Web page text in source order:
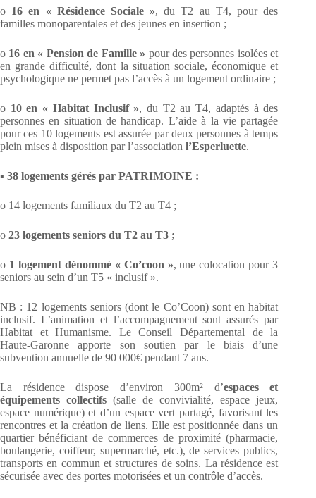
o 16 en « Résidence Sociale », du T2 au T4, pour des
familles monoparentales et des jeunes en insertion ;
o 16 en « Pension de Famille » pour des personnes isolées et
en grande difficulté, dont la situation sociale, économique et
psychologique ne permet pas l’accès à un logement ordinaire ;
o 10 en « Habitat Inclusif », du T2 au T4, adaptés à des
personnes en situation de handicap. L’aide à la vie partagée
pour ces 10 logements est assurée par deux personnes à temps
plein mises à disposition par l’association l’Esperluette.
▪ 38 logements gérés par PATRIMOINE :
o 14 logements familiaux du T2 au T4 ;
o 23 logements seniors du T2 au T3 ;
o 1 logement dénommé « Co’coon », une colocation pour 3
seniors au sein d’un T5 « inclusif ».
NB : 12 logements seniors (dont le Co’Coon) sont en habitat
inclusif. L’animation et l’accompagnement sont assurés par
Habitat et Humanisme. Le Conseil Départemental de la
Haute-Garonne apporte son soutien par le biais d’une
subvention annuelle de 90 000€ pendant 7 ans.
La résidence dispose d’environ 300m² d’espaces et
équipements collectifs(salle de convivialité, espace jeux,
espace numérique) et d’un espace vert partagé, favorisant les
rencontres et la création de liens. Elle est positionnée dans un
quartier bénéficiant de commerces de proximité (pharmacie,
boulangerie, coiffeur, supermarché, etc.), de services publics,
transports en commun et structures de soins. La résidence est
sécurisée avec des portes motorisées et un contrôle d’accès.